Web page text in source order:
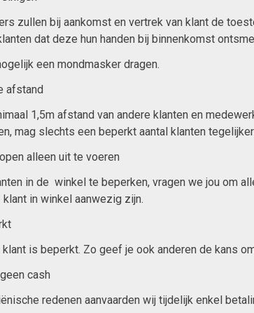
zullen bij aankomst en vertrek van klant de
dat deze hun handen bij binnenkomst
een mondmasker dragen.
afstand
1,5m afstand van andere klanten en
mag slechts een beperkt aantal klanten
alleen uit te voeren
in de winkel te beperken, vragen we jou om
klant in winkel aanwezig zijn.
is beperkt. Zo geef je ook anderen de kans
cash
redenen aanvaarden wij tijdelijk enkel